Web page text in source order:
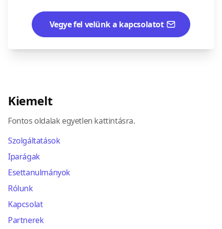
Vegye fel velünk a kapcsolatot
Kiemelt
Fontos oldalak egyetlen kattintásra.
Szolgáltatások
Iparágak
Esettanulmányok
Rólunk
Kapcsolat
Partnerek